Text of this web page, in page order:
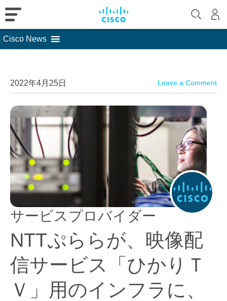
Cisco News
2022年4月25日 Leave a Comment
サービスプロバイダー
NTTぷららが、映像配
信サービス「ひかりＴ
Ｖ」用のインフラに、